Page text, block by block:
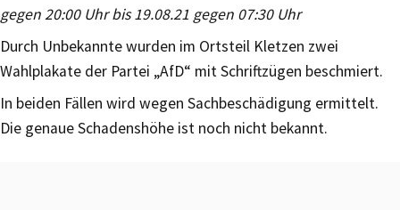
gegen 20:00 Uhr bis 19.08.21 gegen 07:30 Uhr
Durch Unbekannte wurden im Ortsteil Kletzen zwei
Wahlplakate der Partei „AfD“ mit Schriftzügen beschmiert.
In beiden Fällen wird wegen Sachbeschädigung ermittelt.
Die genaue Schadenshöhe ist noch nicht bekannt.